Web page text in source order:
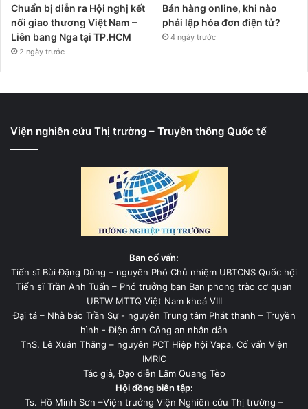
Chuẩn bị diễn ra Hội nghị kết
nối giao thương Việt Nam –
Liên bang Nga tại TP.HCM
2 ngày trước
Bán hàng online, khi nào
phải lập hóa đơn điện tử?
4 ngày trước
Viện nghiên cứu Thị trường – Truyền thông Quốc tế
Ban cố vấn:
Tiến sĩ Bùi Đặng Dũng – nguyên Phó Chủ nhiệm UBTCNS Quốc hội
Tiến sĩ Trần Anh Tuấn – Phó trưởng ban Ban phong trào cơ quan
UBTW MTTQ Việt Nam khoá VIII
Đại tá – Nhà báo Trần Sự - nguyên Trung tâm Phát thanh – Truyền
hình - Điện ảnh Công an nhân dân
ThS. Lê Xuân Thăng – nguyên PCT Hiệp hội Vapa, Cố vấn Viện
IMRIC
Tác giả, Đạo diễn Lâm Quang Tèo
Hội đồng biên tập:
Ts. Hồ Minh Sơn –Viện trưởng Viện Nghiên cứu Thị trường –